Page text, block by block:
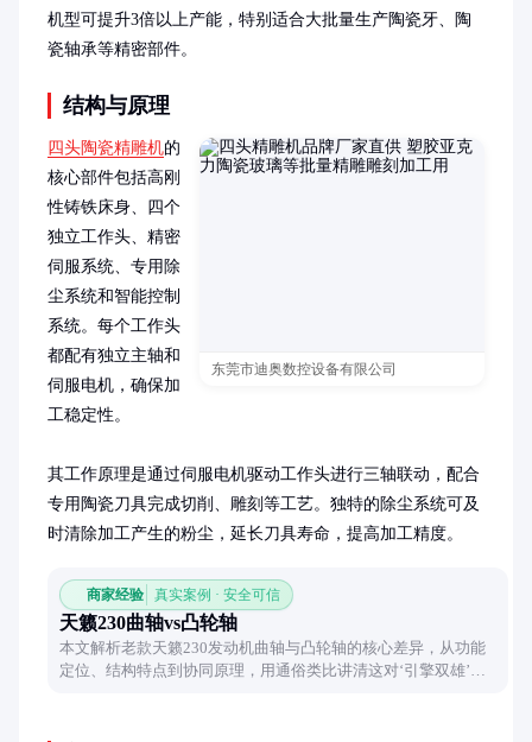
机型可提升3倍以上产能，特别适合大批量生产陶瓷牙、陶
瓷轴承等精密部件。
结构与原理
东莞市迪奥数控设备有限公司
四头陶瓷精雕机的
核心部件包括高刚
性铸铁床身、四个
独立工作头、精密
伺服系统、专用除
尘系统和智能控制
系统。每个工作头
都配有独立主轴和
伺服电机，确保加
工稳定性。
其工作原理是通过伺服电机驱动工作头进行三轴联动，配合
专用陶瓷刀具完成切削、雕刻等工艺。独特的除尘系统可及
时清除加工产生的粉尘，延长刀具寿命，提高加工精度。
商家经验 真实案例 · 安全可信
天籁230曲轴vs凸轮轴
本文解析老款天籁230发动机曲轴与凸轮轴的核心差异，从功能
定位、结构特点到协同原理，用通俗类比讲清这对‘引擎双雄’如